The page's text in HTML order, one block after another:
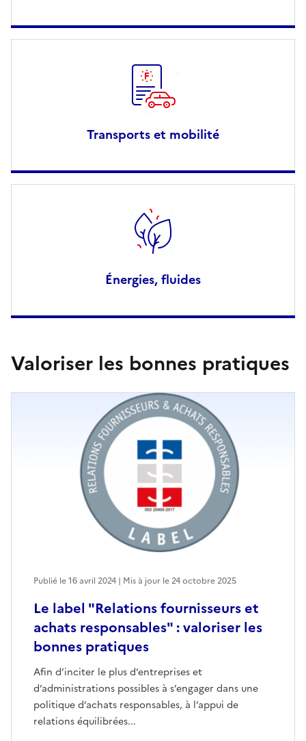
Transports et mobilité
Énergies, fluides
Valoriser les bonnes pratiques
Le label "Relations fournisseurs et
achats responsables" : valoriser les
bonnes pratiques
Afin d’inciter le plus d’entreprises et
d’administrations possibles à s’engager dans une
politique d’achats responsables, à l’appui de
relations équilibrées...
Publié le 16 avril 2024 | Mis à jour le 24 octobre 2025